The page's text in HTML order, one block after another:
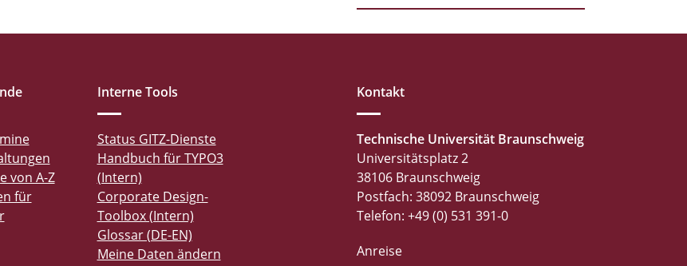
von A-Z
für
Interne Tools
Status GITZ-Dienste
Handbuch für TYPO3
(Intern)
Corporate Design-
Toolbox (Intern)
Glossar (DE-EN)
Meine Daten ändern
Kontakt
Technische Universität Braunschweig
Universitätsplatz 2
38106 Braunschweig
Postfach: 38092 Braunschweig
Telefon: +49 (0) 531 391-0
Anreise